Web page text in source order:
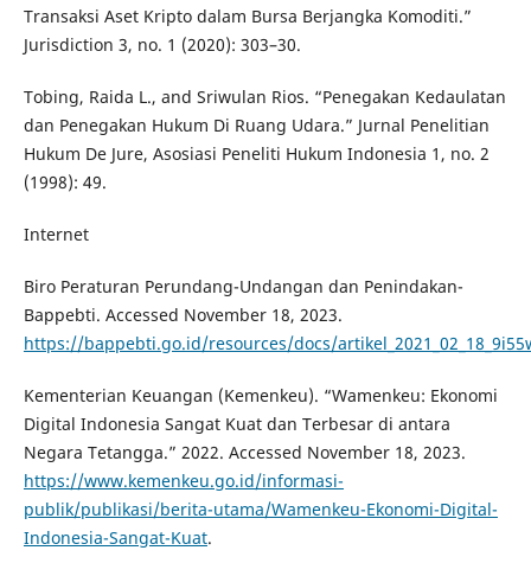
Transaksi Aset Kripto dalam Bursa Berjangka Komoditi.”
Jurisdiction 3, no. 1 (2020): 303–30.
Tobing, Raida L., and Sriwulan Rios. “Penegakan Kedaulatan
dan Penegakan Hukum Di Ruang Udara.” Jurnal Penelitian
Hukum De Jure, Asosiasi Peneliti Hukum Indonesia 1, no. 2
(1998): 49.
Internet
Biro Peraturan Perundang-Undangan dan Penindakan-
Bappebti. Accessed November 18, 2023.
https://bappebti.go.id/resources/docs/
Kementerian Keuangan (Kemenkeu). “Wamenkeu: Ekonomi
Digital Indonesia Sangat Kuat dan Terbesar di antara
Negara Tetangga.” 2022. Accessed November 18, 2023.
https://www.kemenkeu.go.id/informasi-
publik/publikasi/berita-utama/Wamenkeu-Ekonomi-Digital-
Indonesia-Sangat-Kuat.